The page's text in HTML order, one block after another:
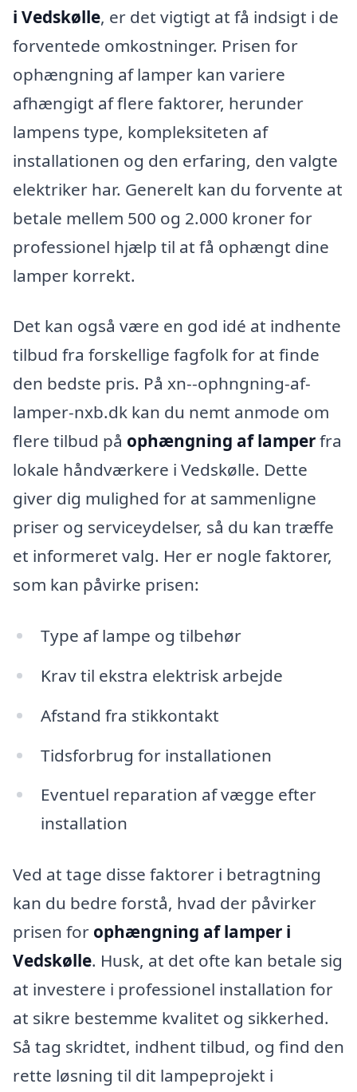
i Vedskølle, er det vigtigt at få indsigt i de
forventede omkostninger. Prisen for
ophængning af lamper kan variere
afhængigt af flere faktorer, herunder
lampens type, kompleksiteten af
installationen og den erfaring, den valgte
elektriker har. Generelt kan du forvente at
betale mellem 500 og 2.000 kroner for
professionel hjælp til at få ophængt dine
lamper korrekt.
Det kan også være en god idé at indhente
tilbud fra forskellige fagfolk for at finde
den bedste pris. På xn--ophngning-af-
lamper-nxb.dk kan du nemt anmode om
flere tilbud på ophængning af lamperfra
lokale håndværkere i Vedskølle. Dette
giver dig mulighed for at sammenligne
priser og serviceydelser, så du kan træffe
et informeret valg. Her er nogle faktorer,
som kan påvirke prisen:
Type af lampe og tilbehør
Krav til ekstra elektrisk arbejde
Afstand fra stikkontakt
Tidsforbrug for installationen
Eventuel reparation af vægge efter
installation
Ved at tage disse faktorer i betragtning
kan du bedre forstå, hvad der påvirker
prisen for ophængning af lamper i
Vedskølle. Husk, at det ofte kan betale sig
at investere i professionel installation for
at sikre bestemme kvalitet og sikkerhed.
Så tag skridtet, indhent tilbud, og find den
rette løsning til dit lampeprojekt i